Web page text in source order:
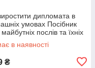
дипломата в
умовах Посібник
послів та їхніх
в наявності
₴